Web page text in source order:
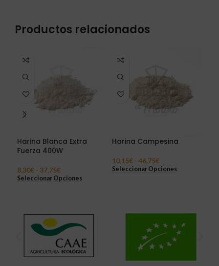
Productos relacionados
Harina Blanca Extra
Fuerza 400W
8,30€ - 37,75€
Seleccionar Opciones
Harina Campesina
10,15€ - 46,75€
Seleccionar Opciones